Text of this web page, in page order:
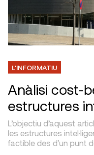
L'INFORMATIU
Anàlisi cost-
estructures
L’objectiu d’aquest
les estructures
factible des d’un punt